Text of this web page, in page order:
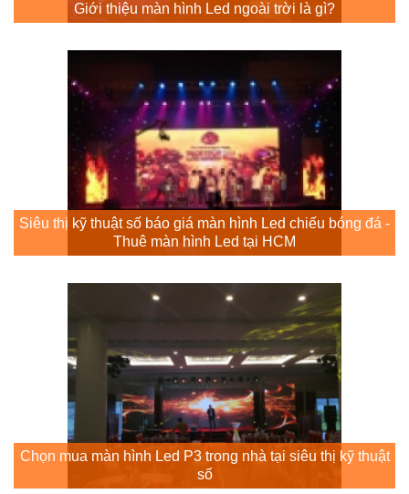
Giới thiệu màn hình Led ngoài trời là gì?
Siêu thị kỹ thuật số báo giá màn hình Led chiếu bóng đá -
Thuê màn hình Led tại HCM
Chọn mua màn hình Led P3 trong nhà tại siêu thị kỹ thuật
số